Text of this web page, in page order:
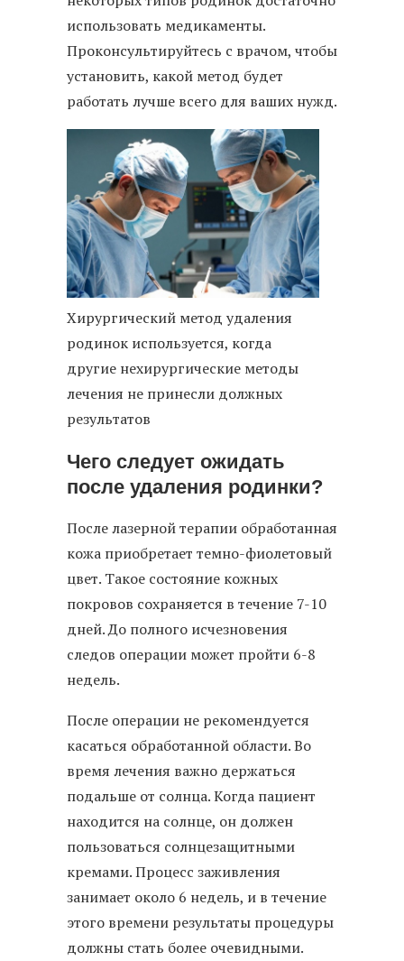
использовать медикаменты.
Проконсультируйтесь с врачом, чтобы
установить, какой метод будет
работать лучше всего для ваших нужд.
Хирургический метод удаления
родинок используется, когда
другие нехирургические методы
лечения не принесли должных
результатов
Чего следует ожидать
после удаления родинки?
После лазерной терапии обработанная
кожа приобретает темно-фиолетовый
цвет. Такое состояние кожных
покровов сохраняется в течение 7-10
дней. До полного исчезновения
следов операции может пройти 6-8
недель.
После операции не рекомендуется
касаться обработанной области. Во
время лечения важно держаться
подальше от солнца. Когда пациент
находится на солнце, он должен
пользоваться солнцезащитными
кремами. Процесс заживления
занимает около 6 недель, и в течение
этого времени результаты процедуры
должны стать более очевидными.